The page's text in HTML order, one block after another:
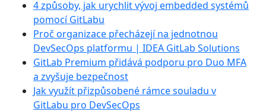
4 způsoby, jak urychlit vývoj embedded systémů
pomocí GitLabu
Proč organizace přecházejí na jednotnou
DevSecOps platformu | IDEA GitLab Solutions
GitLab Premium přidává podporu pro Duo MFA
a zvyšuje bezpečnost
Jak využít přizpůsobené rámce souladu v
GitLabu pro DevSecOps